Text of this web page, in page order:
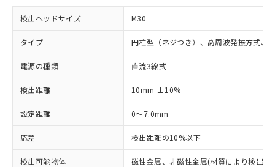
検出ヘッドサイズ M30
タイプ 円柱型（ネジつき）、高周波発振方式、
電源の種類 直流3線式
検出距離 10mm ±10%
設定距離 0～7.0mm
応差 検出距離の10%以下
検出可能物体 磁性金属、非磁性金属(材質により検出距